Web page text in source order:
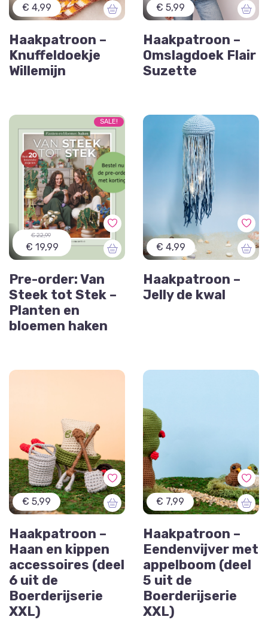
€ 4,99
Haakpatroon –
Knuffeldoekje
Willemijn
€ 5,99
Haakpatroon –
Omslagdoek Flair
Suzette
SALE!
€ 22,99
€ 19,99
Pre-order: Van
Steek tot Stek –
Planten en
bloemen haken
€ 4,99
Haakpatroon –
Jelly de kwal
€ 5,99
Haakpatroon –
Haan en kippen
accessoires (deel
6 uit de
Boerderijserie
XXL)
€ 7,99
Haakpatroon –
Eendenvijver met
appelboom (deel
5 uit de
Boerderijserie
XXL)